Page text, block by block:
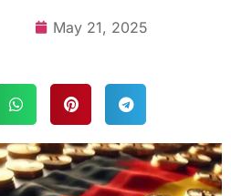
May 21, 2025